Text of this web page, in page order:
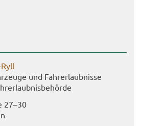
und Fahr­erlaub­nis­se
27–30